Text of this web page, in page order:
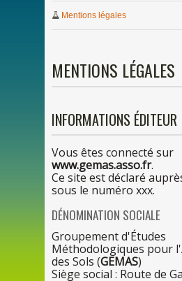
ACTUALITÉS
DOCUMENTATION
Mentions légales
MENTIONS LÉGALES
INFORMATIONS ÉDITEUR
Vous êtes connecté sur
www.gemas.asso.fr.
Ce site est déclaré
sous le numéro xxx.
DÉNOMINATION SOCIALE
Groupement d'Études
Méthodologiques pour
des Sols (GEMAS)
Siège social : Route de